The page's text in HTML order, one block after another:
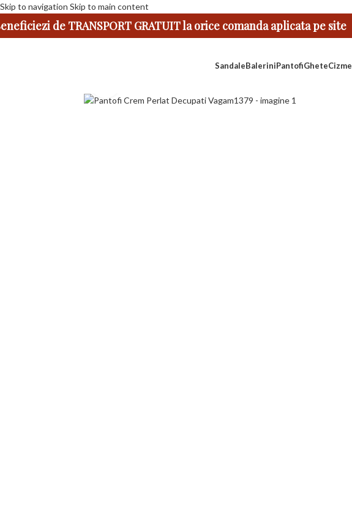
Skip to navigation Skip to main content
de TRANSPORT GRATUIT la orice comanda aplicata pe site
SandaleBaleriniPantofiGheteCizme